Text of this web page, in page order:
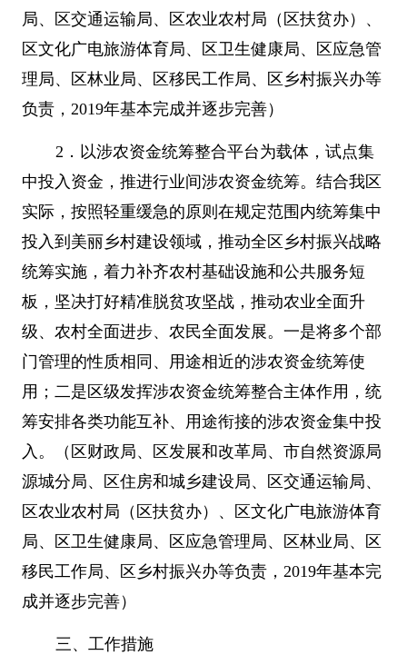
局、区交通运输局、区农业农村局（区扶贫办）、
区文化广电旅游体育局、区卫生健康局、区应急管
理局、区林业局、区移民工作局、区乡村振兴办等
负责， 2019年基本完成并逐步完善）
2 ．以涉农资金统筹整合平台为载体，试点集
中投入资金，推进行业间涉农资金统筹。结合我区
实际，按照轻重缓急的原则在规定范围内统筹集中
投入到美丽乡村建设领域，推动全区乡村振兴战略
统筹实施，着力补齐农村基础设施和公共服务短
板，坚决打好精准脱贫攻坚战，推动农业全面升
级、农村全面进步、农民全面发展。一是将多个部
门管理的性质相同、用途相近的涉农资金统筹使
用；二是区级发挥涉农资金统筹整合主体作用，统
筹安排各类功能互补、用途衔接的涉农资金集中投
入。（区财政局、区发展和改革局、市自然资源局
源城分局、区住房和城乡建设局、区交通运输局、
区农业农村局（区扶贫办）、区文化广电旅游体育
局、区卫生健康局、区应急管理局、区林业局、区
移民工作局、区乡村振兴办等负责， 2019年基本完
成并逐步完善）
三、工作措施